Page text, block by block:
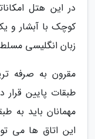
در این هتل
کوچک با آبشار و
زبان انگلیسی
مقرون به صرفه
طبقات پایین قرار
مهمانان باید به
این اتاق ها می